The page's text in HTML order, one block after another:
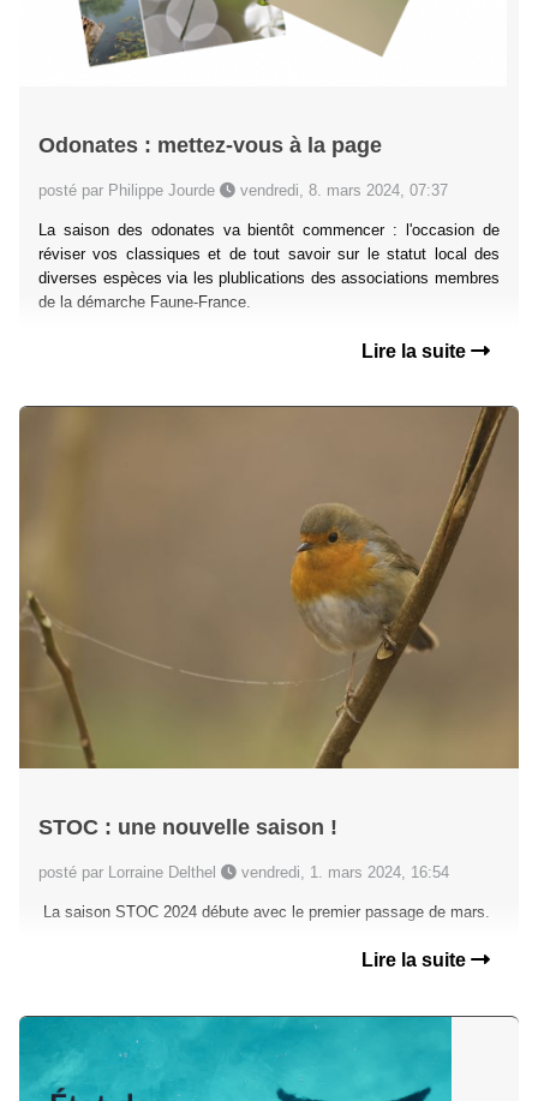
Odonates : mettez-vous à la page
posté par Philippe Jourde vendredi, 8. mars 2024, 07:37
La saison des odonates va bientôt commencer : l'occasion de
réviser vos classiques et de tout savoir sur le statut local des
diverses espèces via les plublications des associations membres
de la démarche Faune-France.
Lire la suite
STOC : une nouvelle saison !
posté par Lorraine Delthel vendredi, 1. mars 2024, 16:54
La saison STOC 2024 débute avec le premier passage de mars.
Lire la suite